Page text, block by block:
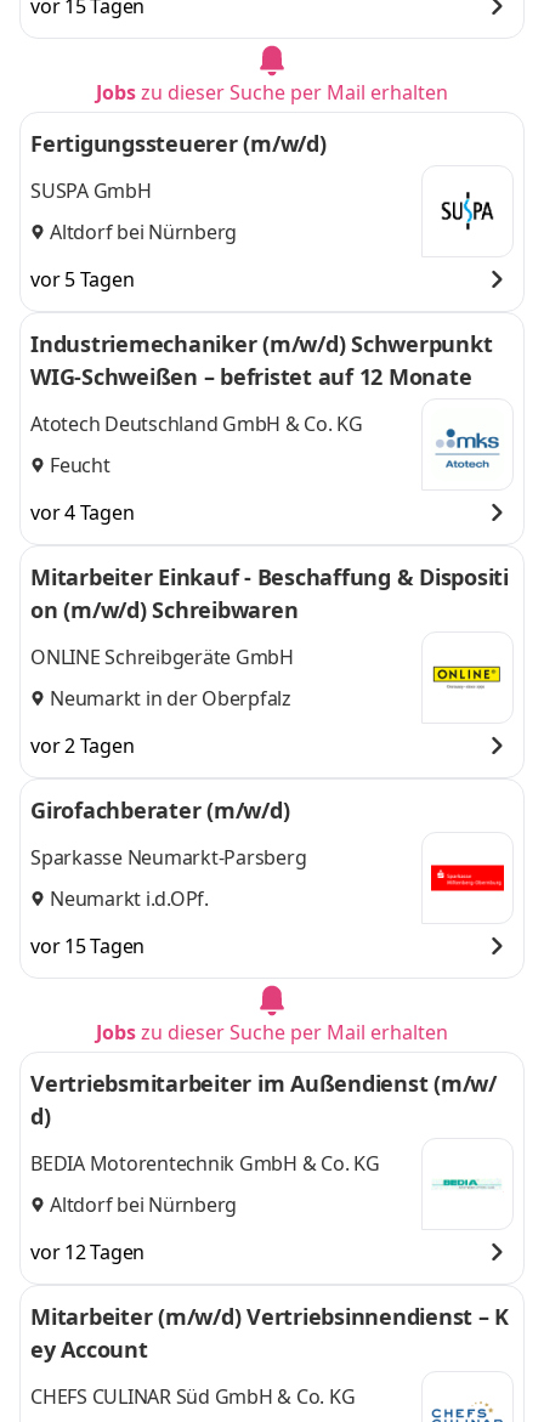
vor 15 Tagen
Jobszu dieser Suche per Mail erhalten
Fertigungssteuerer (m/w/d)
SUSPA GmbH
Altdorf bei Nürnberg
vor 5 Tagen
Industriemechaniker (m/w/d) Schwerpunkt
WIG-Schweißen – befristet auf 12 Monate
Atotech Deutschland GmbH & Co. KG
Feucht
vor 4 Tagen
Mitarbeiter Einkauf - Beschaffung & Dispositi
on (m/w/d) Schreibwaren
ONLINE Schreibgeräte GmbH
Neumarkt in der Oberpfalz
vor 2 Tagen
Girofachberater (m/w/d)
Sparkasse Neumarkt-Parsberg
Neumarkt i.d.OPf.
vor 15 Tagen
Jobszu dieser Suche per Mail erhalten
Vertriebsmitarbeiter im Außendienst (m/w/
d)
BEDIA Motorentechnik GmbH & Co. KG
Altdorf bei Nürnberg
vor 12 Tagen
Mitarbeiter (m/w/d) Vertriebsinnendienst – K
ey Account
CHEFS CULINAR Süd GmbH & Co. KG